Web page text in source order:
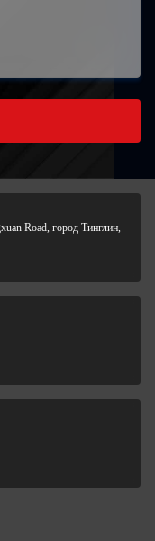
Road, город Тинглин,